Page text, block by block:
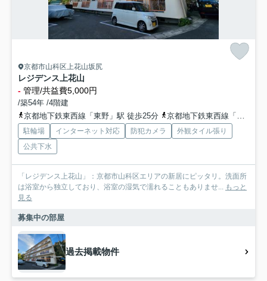
京都市山科区上花山坂尻
レジデンス上花山
- 管理/共益費5,000円
/築54年 /4階建
京都地下鉄東西線「東野」駅 徒歩25分
京都地下鉄東西線「御陵」駅 徒歩30分
駐輪場 インターネット対応 防犯カメラ
外観タイル張り
公共下水
「レジデンス上花山」：京都市山科区エリアの新居にピッタリ。洗面所
は浴室から独立しており、浴室の湿気で濡れることもありませ... もっと
見る
募集中の部屋
過去掲載物件